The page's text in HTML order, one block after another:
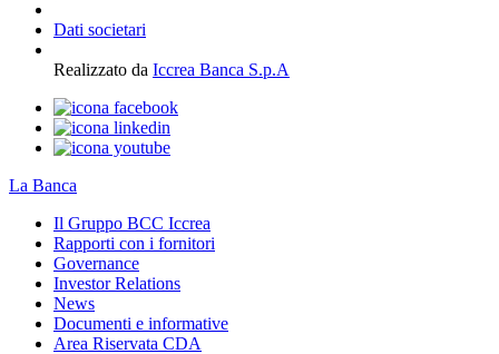
Dati societari
Realizzato da Iccrea Banca S.p.A
La Banca
Il Gruppo BCC Iccrea
Rapporti con i fornitori
Governance
Investor Relations
News
Documenti e informative
Area Riservata CDA